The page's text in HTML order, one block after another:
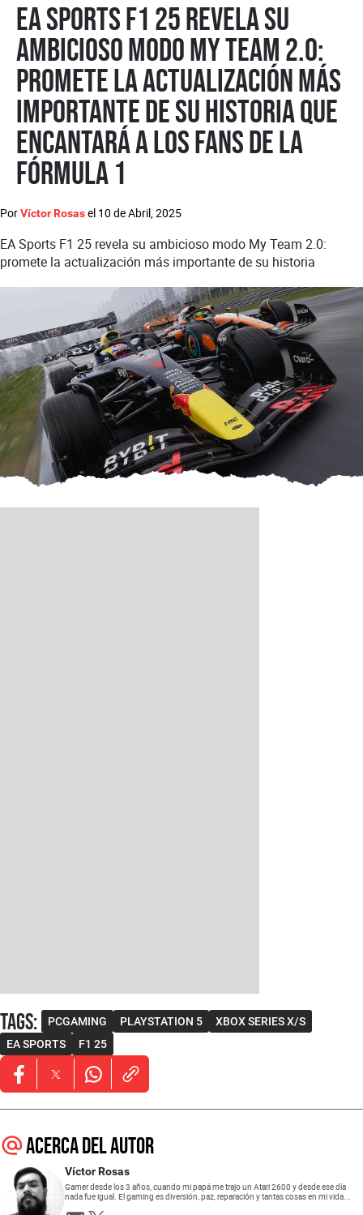
EA Sports F1 25 revela su
ambicioso modo My Team 2.0:
promete la actualización más
importante de su historia que
encantará a los fans de la
Fórmula 1
PorVíctor Rosasel 10 de Abril, 2025
EA Sports F1 25 revela su ambicioso modo My Team 2.0:
promete la actualización más importante de su historia
Tags: PCGAMING PLAYSTATION 5
XBOX SERIES X/S
EA SPORTS
F1 25
Opens in new window
Opens in new window
Opens in new window
Acerca del autor
Víctor Rosas
Gamer desde los 3 años, cuando mi papá me trajo un Atari 2600 y desde ese día
nada fue igual. El gaming es diversión, paz, reparación y tantas cosas en mi vida...